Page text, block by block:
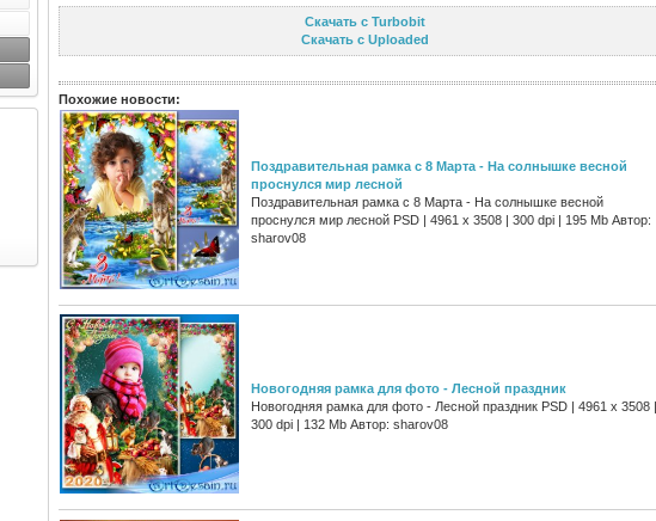
Скачать с Turbobit
Скачать с Uploaded
Похожие новости:
Поздравительная рамка с 8 Марта - На солнышке весной
проснулся мир лесной
Поздравительная рамка с 8 Марта - На солнышке весной
проснулся мир лесной PSD | 4961 х 3508 | 300 dpi | 195 Mb Автор:
sharov08
Новогодняя рамка для фото - Лесной праздник
Новогодняя рамка для фото - Лесной праздник PSD | 4961 х 3508 |
300 dpi | 132 Mb Автор: sharov08